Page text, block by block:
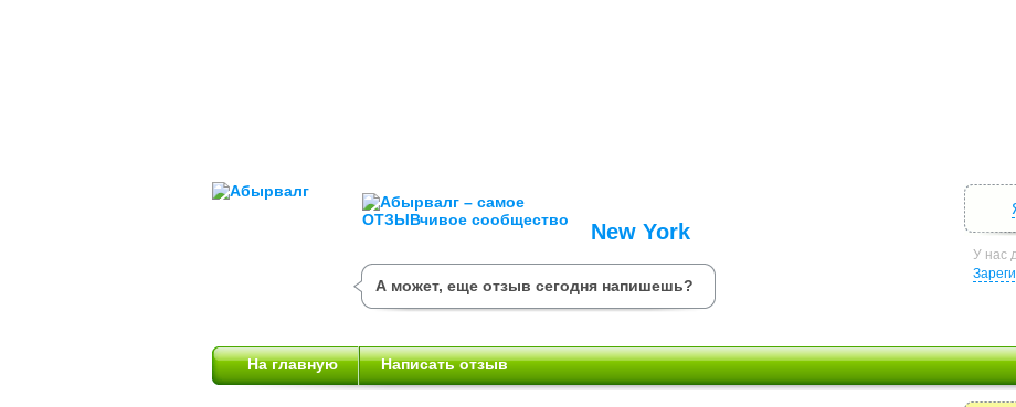
New York
А может, еще отзыв сегодня напишешь?
У нас
На главную Написать отзыв